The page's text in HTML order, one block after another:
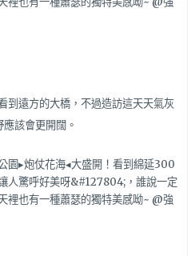
到遠方的大橋，不過造訪這天天氣灰
該會更開闊。